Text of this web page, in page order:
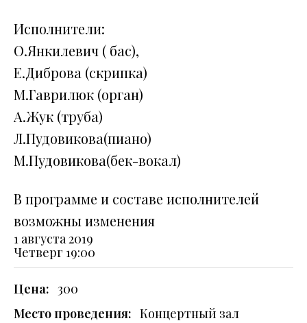
Исполнители:
О.Янкилевич ( бас),
Е.Диброва (скрипка)
М.Гаврилюк (орган)
А.Жук (труба)
Л.Пудовикова(пиано)
М.Пудовикова(бек-вокал)
В программе и составе исполнителей
возможны изменения
1 августа 2019
Четверг 19:00
Цена: 300
Место проведения: Концертный зал